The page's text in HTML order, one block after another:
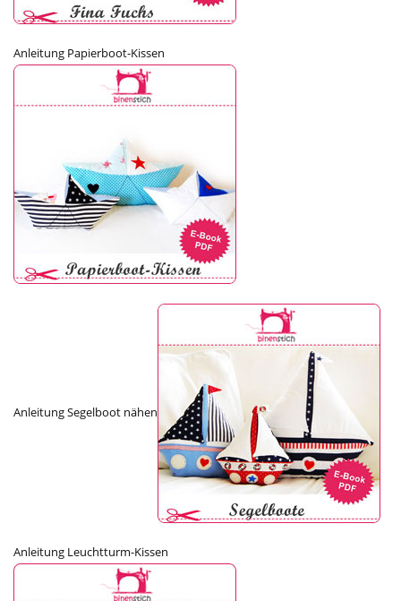
Anleitung Papierboot-Kissen
Anleitung Segelboot nähen
Anleitung Leuchtturm-Kissen